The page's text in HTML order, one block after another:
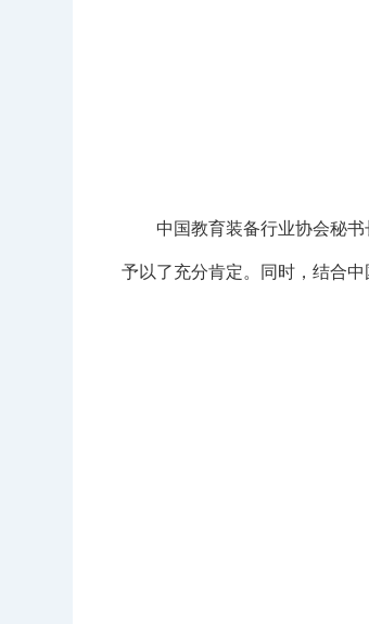
中国教育装备行业协会秘书
予以了充分肯定。同时，结合